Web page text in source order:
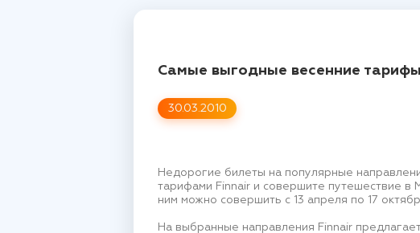
30.03.2010
Самые выгодные весенние
Недорогие билеты на популярные
тарифами Finnair и совершите путешествие в
ним можно совершить с 13 апреля по 17
На выбранные направления Finnair